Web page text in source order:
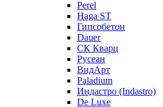
Perel
Haga ST
Гипсобетон
Dauer
СК Кварц
Русеан
ВидАрт
Paladium
Индастро (Indastro)
De Luxe